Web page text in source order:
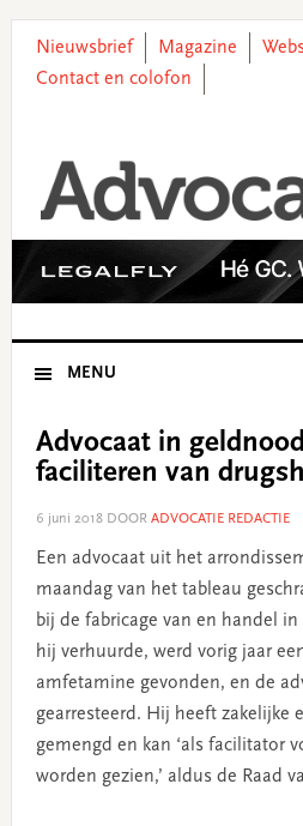
primary
main
primary
footer
Nieuwsbrief Magazine
Contact en colofon
MENU
Advocaat in
faciliteren van
6 juni 2018DOOR ADVOCATIE REDACTIE
Een advocaat uit het
maandag van het tableau
bij de fabricage van en handel
hij verhuurde, werd vorig jaar
amfetamine gevonden, en de
gearresteerd. Hij heeft zakelijke
gemengd en kan ‘als facilitator
worden gezien,’ aldus de Raad